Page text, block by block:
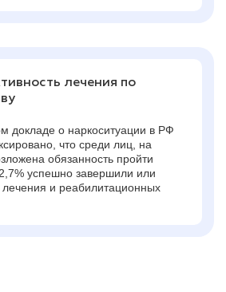
лечения по
докладе о наркоситуации в РФ
что среди лиц, на
обязанность пройти
успешно завершили или
и реабилитационных